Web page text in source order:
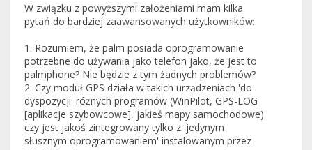
W związku z powyższymi założeniami mam kilka
pytań do bardziej zaawansowanych użytkowników:
1. Rozumiem, że palm posiada oprogramowanie
potrzebne do używania jako telefon jako, że jest to
palmphone? Nie będzie z tym żadnych problemów?
2. Czy moduł GPS działa w takich urządzeniach 'do
dyspozycji' różnych programów (WinPilot, GPS-LOG
[aplikacje szybowcowe], jakieś mapy samochodowe)
czy jest jakoś zintegrowany tylko z 'jedynym
słusznym oprogramowaniem' instalowanym przez